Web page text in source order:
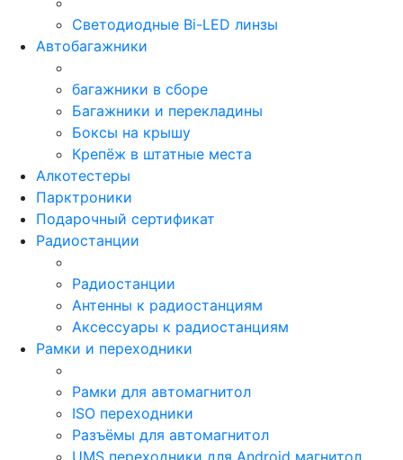
Светодиодные Bi-LED линзы
Автобагажники
багажники в сборе
Багажники и перекладины
Боксы на крышу
Крепёж в штатные места
Алкотестеры
Парктроники
Подарочный сертификат
Радиостанции
Радиостанции
Антенны к радиостанциям
Аксессуары к радиостанциям
Рамки и переходники
Рамки для автомагнитол
ISO переходники
Разъёмы для автомагнитол